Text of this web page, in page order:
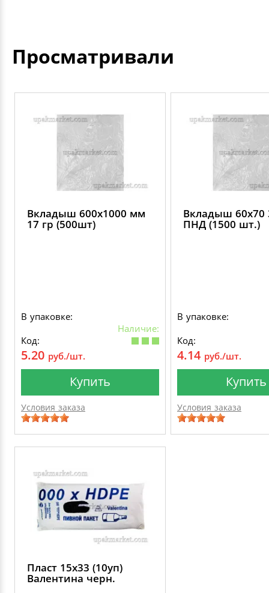
Просматривали
Вкладыш 600х1000 мм
17 гр (500шт)
В упаковке:
Наличие:
Код:
5.20 руб./шт.
Купить
Условия заказа
Вкладыш 60х70
ПНД (1500 шт.)
В упаковке:
Код:
4.14 руб./шт.
Купить
Условия заказа
Пласт 15х33 (10уп)
Валентина черн.